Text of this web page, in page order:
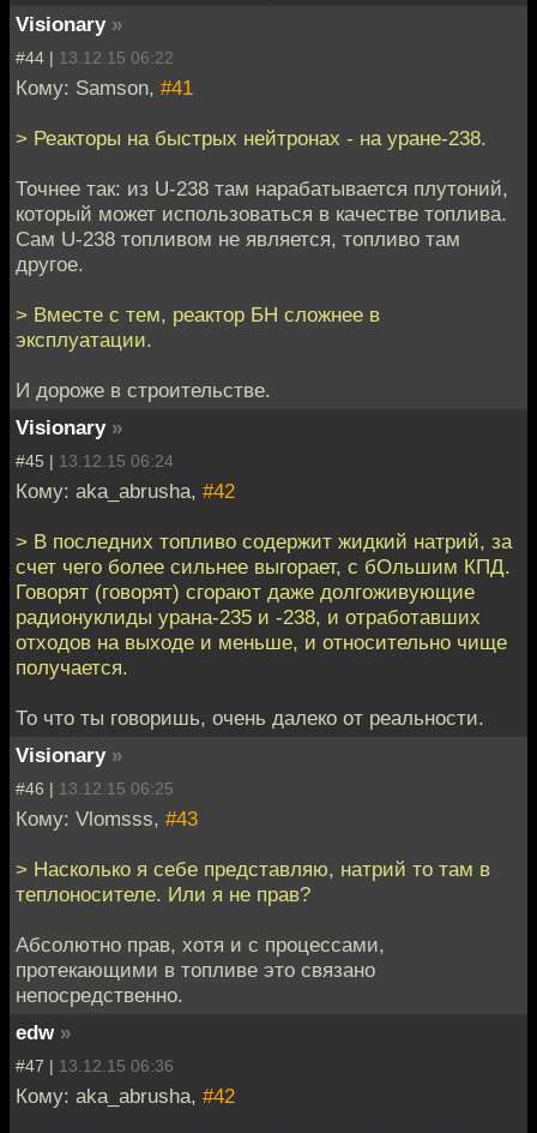
Visionary »
#44 | 13.12.15 06:22
Кому: Samson, #41
> Реакторы на быстрых нейтронах - на уране-238.
Точнее так: из U-238 там нарабатывается плутоний,
который может использоваться в качестве топлива.
Сам U-238 топливом не является, топливо там
другое.
> Вместе с тем, реактор БН сложнее в
эксплуатации.
И дороже в строительстве.
Visionary »
#45 | 13.12.15 06:24
Кому: aka_abrusha, #42
> В последних топливо содержит жидкий натрий, за
счет чего более сильнее выгорает, с бОльшим КПД.
Говорят (говорят) сгорают даже долгоживующие
радионуклиды урана-235 и -238, и отработавших
отходов на выходе и меньше, и относительно чище
получается.
То что ты говоришь, очень далеко от реальности.
Visionary »
#46 | 13.12.15 06:25
Кому: Vlomsss, #43
> Насколько я себе представляю, натрий то там в
теплоносителе. Или я не прав?
Абсолютно прав, хотя и с процессами,
протекающими в топливе это связано
непосредственно.
edw »
#47 | 13.12.15 06:36
Кому: aka_abrusha, #42